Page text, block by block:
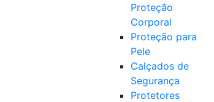
Proteção
Corporal
Proteção para
Pele
Calçados de
Segurança
Protetores